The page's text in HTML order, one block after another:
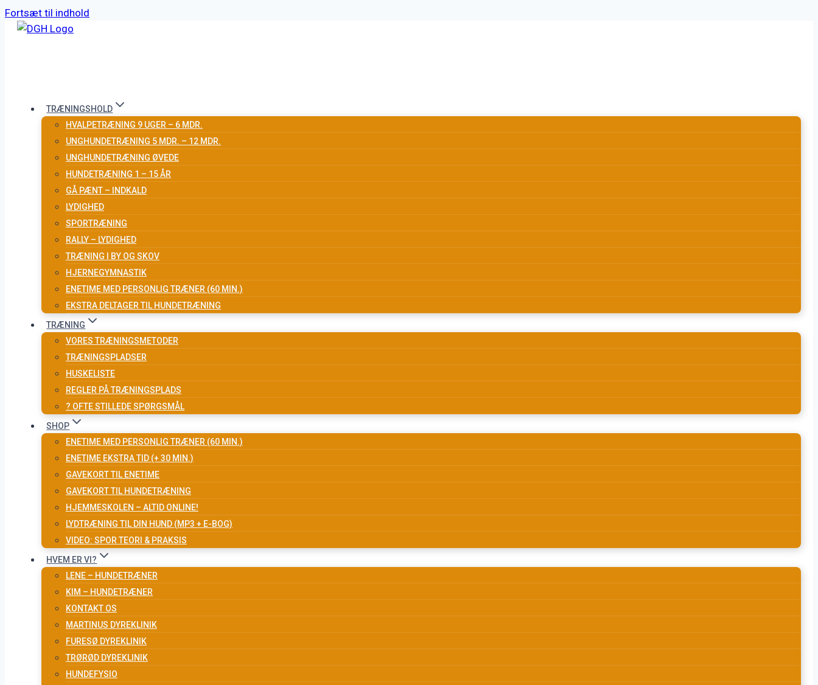
Fortsæt til indhold
TRÆNINGSHOLD
HVALPETRÆNING 9 UGER – 6 MDR.
UNGHUNDETRÆNING 5 MDR. – 12 MDR.
UNGHUNDETRÆNING ØVEDE
HUNDETRÆNING 1 – 15 ÅR
GÅ PÆNT – INDKALD
LYDIGHED
SPORTRÆNING
RALLY – LYDIGHED
TRÆNING I BY OG SKOV
HJERNEGYMNASTIK
ENETIME MED PERSONLIG TRÆNER (60 MIN.)
EKSTRA DELTAGER TIL HUNDETRÆNING
TRÆNING
VORES TRÆNINGSMETODER
TRÆNINGSPLADSER
HUSKELISTE
REGLER PÅ TRÆNINGSPLADS
? OFTE STILLEDE SPØRGSMÅL
SHOP
ENETIME MED PERSONLIG TRÆNER (60 MIN.)
ENETIME EKSTRA TID (+ 30 MIN.)
GAVEKORT TIL ENETIME
GAVEKORT TIL HUNDETRÆNING
HJEMMESKOLEN – ALTID ONLINE!
LYDTRÆNING TIL DIN HUND (MP3 + E-BOG)
VIDEO: SPOR TEORI & PRAKSIS
HVEM ER VI?
LENE – HUNDETRÆNER
KIM – HUNDETRÆNER
KONTAKT OS
MARTINUS DYREKLINIK
FURESØ DYREKLINIK
TRØRØD DYREKLINIK
HUNDEFYSIO